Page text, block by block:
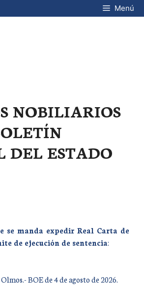
Menú
NOBILIARIOS
DEL ESTADO
se manda expedir Real Carta de
de ejecución de sentencia:
BOE de 4 de agosto de 2026.